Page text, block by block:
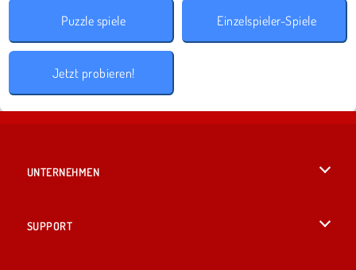
Puzzle spiele Einzelspieler-Spiele
Jetzt probieren!
UNTERNEHMEN
SUPPORT